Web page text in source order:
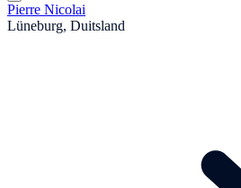
Pierre Nicolai
Lüneburg, Duitsland